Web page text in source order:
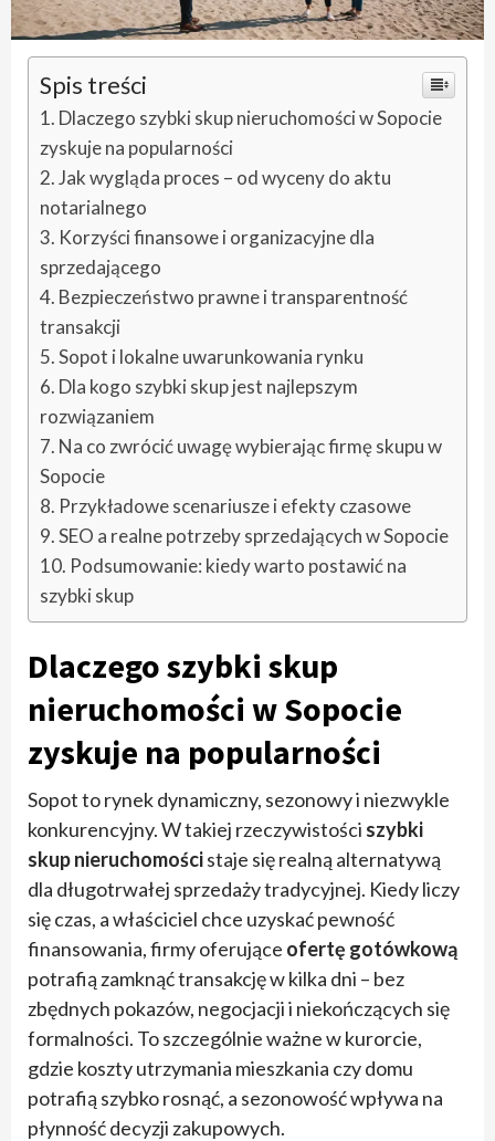
Spis treści
Dlaczego szybki skup nieruchomości w Sopocie
zyskuje na popularności
Jak wygląda proces – od wyceny do aktu
notarialnego
Korzyści finansowe i organizacyjne dla
sprzedającego
Bezpieczeństwo prawne i transparentność
transakcji
Sopot i lokalne uwarunkowania rynku
Dla kogo szybki skup jest najlepszym
rozwiązaniem
Na co zwrócić uwagę wybierając firmę skupu w
Sopocie
Przykładowe scenariusze i efekty czasowe
SEO a realne potrzeby sprzedających w Sopocie
Podsumowanie: kiedy warto postawić na
szybki skup
Dlaczego szybki skup
nieruchomości w Sopocie
zyskuje na popularności
Sopot to rynek dynamiczny, sezonowy i niezwykle
konkurencyjny. W takiej rzeczywistości szybki
skup nieruchomościstaje się realną alternatywą
dla długotrwałej sprzedaży tradycyjnej. Kiedy liczy
się czas, a właściciel chce uzyskać pewność
finansowania, firmy oferujące ofertę gotówkową
potrafią zamknąć transakcję w kilka dni – bez
zbędnych pokazów, negocjacji i niekończących się
formalności. To szczególnie ważne w kurorcie,
gdzie koszty utrzymania mieszkania czy domu
potrafią szybko rosnąć, a sezonowość wpływa na
płynność decyzji zakupowych.